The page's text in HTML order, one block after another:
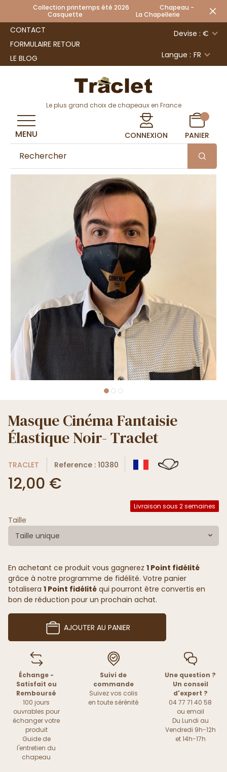
Collection printemps été 2026 Chapeau -
Casquette La Chapellerie
CONTACT
FORMULAIRE RETOUR
LE BLOG
Devise : €
Langue : FR
Le plus grand choix de chapeaux en France
CONNEXION PANIER
MENU
Masque Cinéma Fantaisie
Élastique Noir- Traclet
TRACLET Reference : 10380
12,00 €
Livraison sous 2 semaines
Taille
Taille unique
En achetant ce produit vous gagnerez 1 Point fidélité
grâce à notre programme de fidélité. Votre panier
totalisera 1 Point fidélité qui pourront être convertis en
bon de réduction pour un prochain achat.
AJOUTER AU PANIER
Échange -
Satisfait ou
Remboursé
100 jours
ouvrables pour
échanger votre
produit
Guide de
l'entretien du
chapeau
Suivi de
commande
Suivez vos colis
en toute sérénité
Une question ?
Un conseil
d'expert ?
04 77 71 40 58
ou email
Du Lundi au
Vendredi 9h-12h
et 14h-17h